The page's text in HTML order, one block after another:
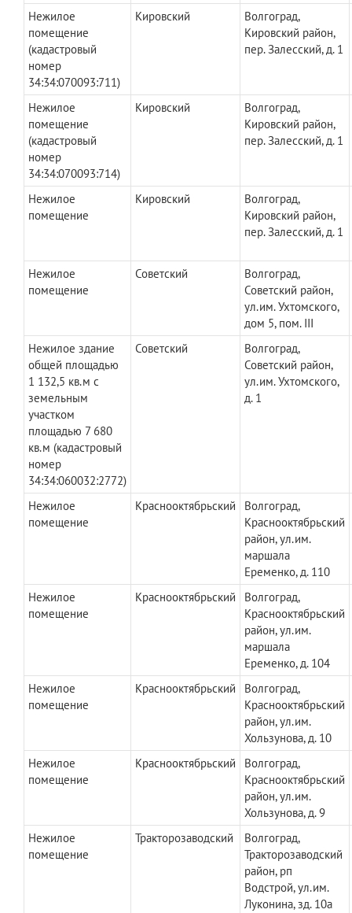
Нежилое
помещение
(кадастровый
номер
34:34:070093:711)
Кировский
Волгоград,
Кировский район,
пер. Залесский, д. 1
Нежилое
помещение
(кадастровый
номер
34:34:070093:714)
Кировский
Волгоград,
Кировский район,
пер. Залесский, д. 1
Нежилое
помещение
Кировский
Волгоград,
Кировский район,
пер. Залесский, д. 1
Нежилое
помещение
Советский
Волгоград,
Советский район,
ул.им. Ухтомского,
дом 5, пом. III
Нежилое здание
общей площадью
1 132,5 кв.м с
земельным
участком
площадью 7 680
кв.м (кадастровый
номер
34:34:060032:2772)
Советский
Волгоград,
Советский район,
ул.им. Ухтомского,
д. 1
Нежилое
помещение
Краснооктябрьский
Волгоград,
Краснооктябрьский
район, ул.им.
маршала
Еременко, д. 110
Нежилое
помещение
Краснооктябрьский
Волгоград,
Краснооктябрьский
район, ул.им.
маршала
Еременко, д. 104
Нежилое
помещение
Краснооктябрьский
Волгоград,
Краснооктябрьский
район, ул.им.
Хользунова, д. 10
Нежилое
помещение
Краснооктябрьский
Волгоград,
Краснооктябрьский
район, ул.им.
Хользунова, д. 9
Нежилое
помещение
Тракторозаводский
Волгоград,
Тракторозаводский
район, рп
Водстрой, ул.им.
Луконина, зд. 10а